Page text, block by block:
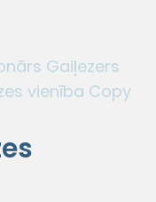
Gaiļezers
vienība Copy